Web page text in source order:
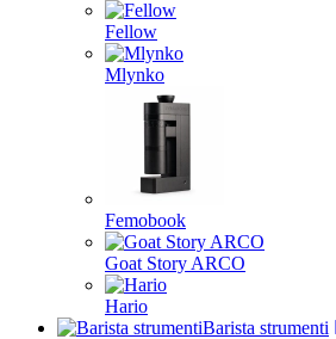
Fellow
Mlynko
Femobook
Goat Story ARCO
Hario
Barista strumenti